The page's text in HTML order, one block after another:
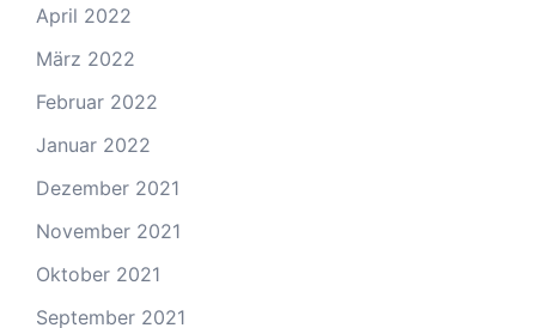
April 2022
März 2022
Februar 2022
Januar 2022
Dezember 2021
November 2021
Oktober 2021
September 2021